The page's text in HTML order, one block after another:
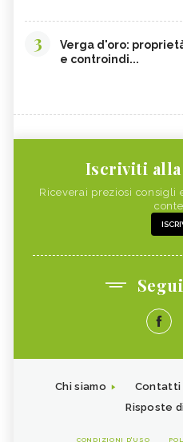
3
Verga d'oro:
e controindi...
Iscriviti
Riceverai preziosi
Chi siamo Contatti
Risposte
CONDIZIONI D'USO